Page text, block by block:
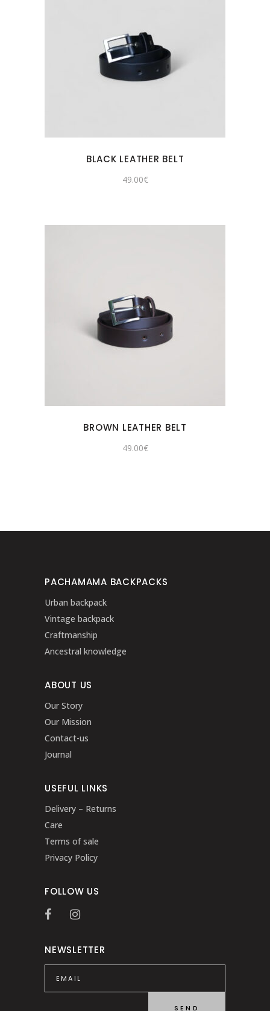
BLACK LEATHER BELT
49.00€
BROWN LEATHER BELT
49.00€
PACHAMAMA BACKPACKS
Urban backpack
Vintage backpack
Craftmanship
Ancestral knowledge
ABOUT US
Our Story
Our Mission
Contact-us
Journal
USEFUL LINKS
Delivery – Returns
Care
Terms of sale
Privacy Policy
FOLLOW US
NEWSLETTER